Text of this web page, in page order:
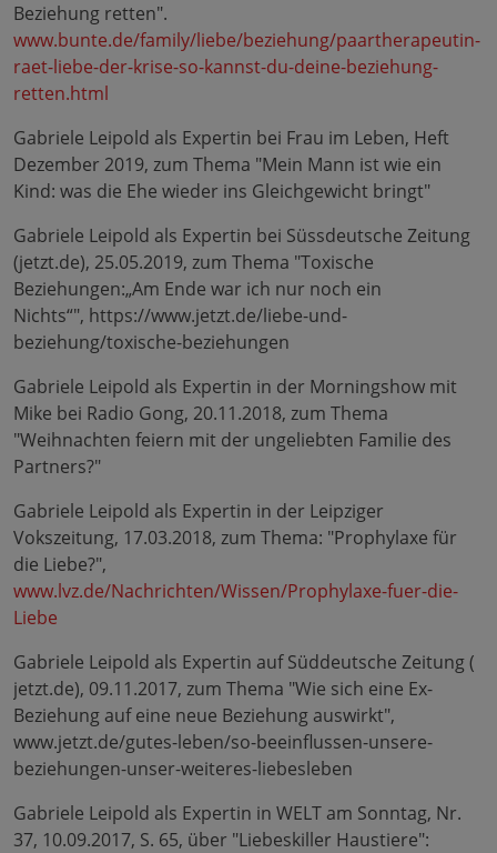
Beziehung retten".
www.bunte.de/family/liebe/beziehung/paartherapeutin-
raet-liebe-der-krise-so-kannst-du-deine-beziehung-
retten.html
Gabriele Leipold als Expertin bei Frau im Leben, Heft
Dezember 2019, zum Thema "Mein Mann ist wie ein
Kind: was die Ehe wieder ins Gleichgewicht bringt"
Gabriele Leipold als Expertin bei Süssdeutsche Zeitung
(jetzt.de), 25.05.2019, zum Thema "Toxische
Beziehungen:„Am Ende war ich nur noch ein
Nichts“", https://www.jetzt.de/liebe-und-
beziehung/toxische-beziehungen
Gabriele Leipold als Expertin in der Morningshow mit
Mike bei Radio Gong, 20.11.2018, zum Thema
"Weihnachten feiern mit der ungeliebten Familie des
Partners?"
Gabriele Leipold als Expertin in der Leipziger
Vokszeitung, 17.03.2018, zum Thema: "Prophylaxe für
die Liebe?",
www.lvz.de/Nachrichten/Wissen/Prophylaxe-fuer-die-
Liebe
Gabriele Leipold als Expertin auf Süddeutsche Zeitung (
jetzt.de), 09.11.2017, zum Thema "Wie sich eine Ex-
Beziehung auf eine neue Beziehung auswirkt",
www.jetzt.de/gutes-leben/so-beeinflussen-unsere-
beziehungen-unser-weiteres-liebesleben
Gabriele Leipold als Expertin in WELT am Sonntag, Nr.
37, 10.09.2017, S. 65, über "Liebeskiller Haustiere":